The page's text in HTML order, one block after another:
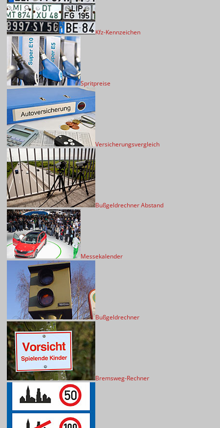
Kfz-Kennzeichen
Spritpreise
Versicherungsvergleich
Bußgeldrechner Abstand
Messekalender
Bußgeldrechner
Bremsweg-Rechner